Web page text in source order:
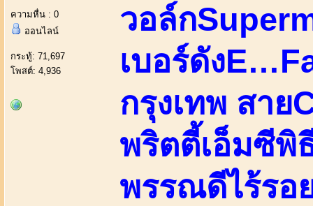
ความหื่น : 0
ออนไลน์
กระทู้: 71,697
โพสต์: 4,936
วอล์ก
เบอร์ดัง
กรุงเทพ สาย
พริตตี้เอ็มซีพิ
พรรณดีไร้รอ